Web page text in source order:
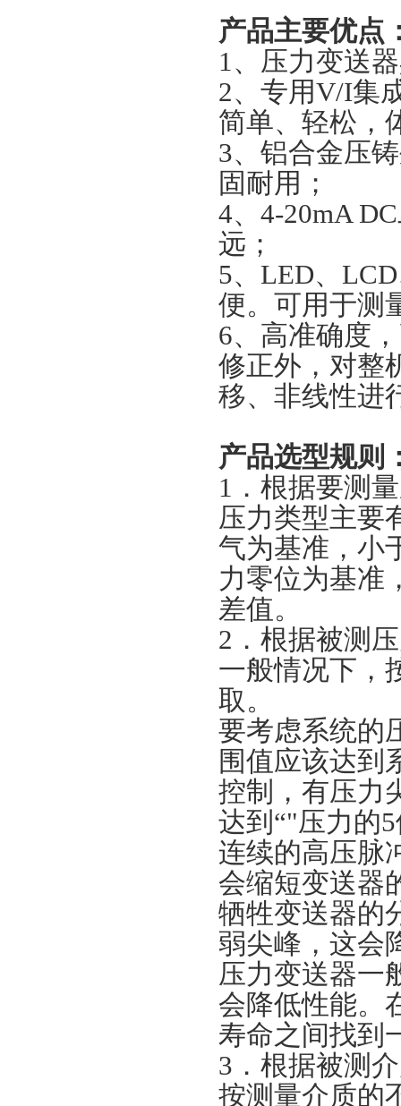
产品主要优点
1、压力变送
2、专用V/I集
简单、轻松，
3、铝合金压
固耐用；
4、4-20mA
远；
5、LED、
便。可用于测
6、高准确度
修正外，对整
移、非线性进
产品选型规则
1．根据要测
压力类型主要
气为基准，小
力零位为基准
差值。
2．根据被测
一般情况下，
取。
要考虑系统的
围值应该达到
控制，有压力
达到“"压力的
连续的高压脉
会缩短变送器
牺牲变送器的
弱尖峰，这会
压力变送器一
会降低性能。
寿命之间找到
3．根据被测
按测量介质的